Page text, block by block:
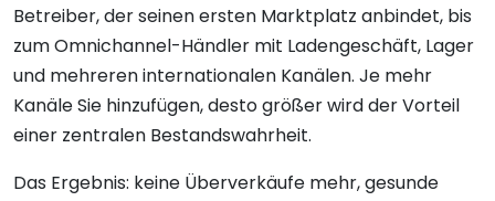
Betreiber, der seinen ersten Marktplatz anbindet, bis
zum Omnichannel-Händler mit Ladengeschäft, Lager
und mehreren internationalen Kanälen. Je mehr
Kanäle Sie hinzufügen, desto größer wird der Vorteil
einer zentralen Bestandswahrheit.
Das Ergebnis: keine Überverkäufe mehr, gesunde